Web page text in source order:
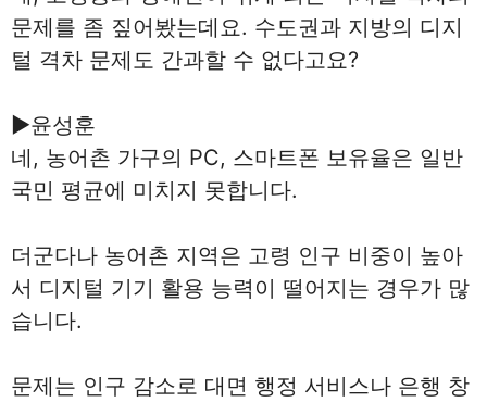
문제를 좀 짚어봤는데요. 수도권과 지방의 디지
털 격차 문제도 간과할 수 없다고요?
▶윤성훈
네, 농어촌 가구의 PC, 스마트폰 보유율은 일반
국민 평균에 미치지 못합니다.
더군다나 농어촌 지역은 고령 인구 비중이 높아
서 디지털 기기 활용 능력이 떨어지는 경우가 많
습니다.
문제는 인구 감소로 대면 행정 서비스나 은행 창